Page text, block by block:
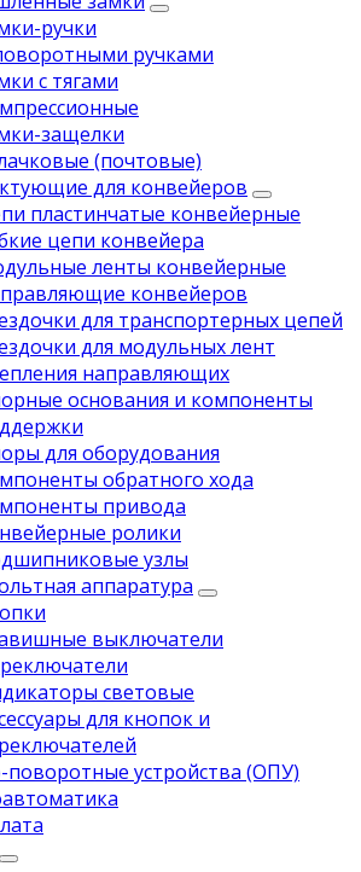
ручки
ручками
с тягами
защелки
(почтовые)
для конвейеров
пластинчатые конвейерные
цепи конвейера
ленты конвейерные
конвейеров
для транспортерных цепей
для модульных лент
направляющих
основания и компоненты
для оборудования
обратного хода
привода
pолики
узлы
аппаратура
выключатели
световые
для кнопок и
устройства (ОПУ)